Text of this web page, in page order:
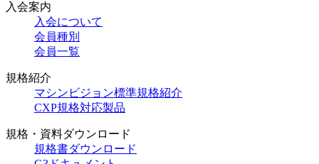
入会案内
入会について
会員種別
会員一覧
規格紹介
マシンビジョン標準規格紹介
CXP規格対応製品
規格・資料ダウンロード
規格書ダウンロード